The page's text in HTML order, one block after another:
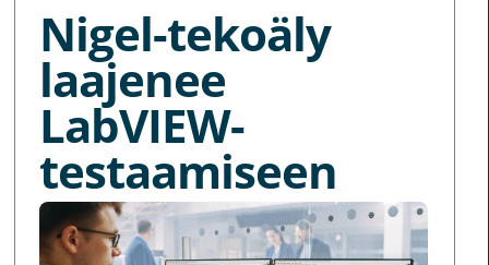
Nigel-tekoäly
laajenee
LabVIEW-
testaamiseen